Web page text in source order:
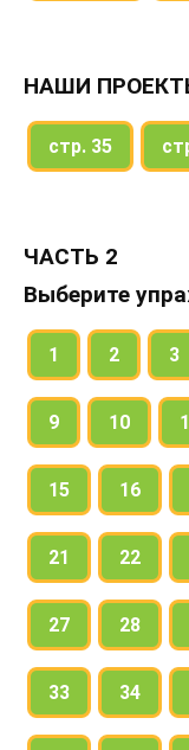
НАШИ
стр. 35
ЧАСТЬ 2
Выберите
1 2 3
9 10
15 16
21 22
27 28
33 34